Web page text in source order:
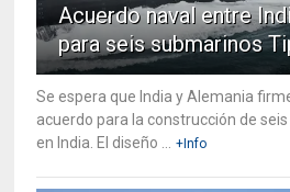
Acuerdo naval entre
para seis submarinos
Se espera que India y Alemania
acuerdo para la construcción de
en India. El diseño ...
+Info